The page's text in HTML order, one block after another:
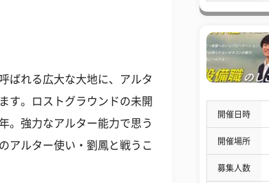
ばれる広大な大地に、アルタ
す。ロストグラウンドの未開
。強力なアルター能力で思う
アルター使い・劉鳳と戦うこ
開催日時
開催場所
募集人数